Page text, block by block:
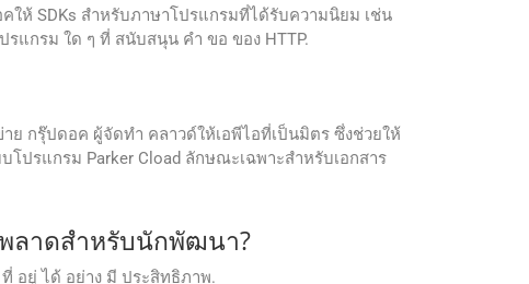
ห้ SDKs สําหรับภาษาโปรแกรมที่ได้รับความนิยม เช่น
รแกรม ใด ๆ ที่ สนับสนุน คํา ขอ ของ HTTP.
ย กรุ๊ปดอค ผู้จัดทํา คลาวด์ให้เอพีไอที่เป็นมิตร ซึ่งช่วยให้
ปรแกรม Parker Cload ลักษณะเฉพาะสําหรับเอกสาร
ลาดสําหรับนักพัฒนา?
อยู่ ได้ อย่าง มี ประสิทธิภาพ.